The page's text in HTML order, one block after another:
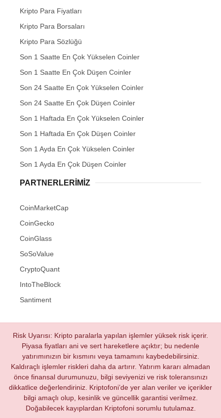
Kripto Para Fiyatları
Kripto Para Borsaları
Kripto Para Sözlüğü
Son 1 Saatte En Çok Yükselen Coinler
Son 1 Saatte En Çok Düşen Coinler
Son 24 Saatte En Çok Yükselen Coinler
Son 24 Saatte En Çok Düşen Coinler
Son 1 Haftada En Çok Yükselen Coinler
Son 1 Haftada En Çok Düşen Coinler
Son 1 Ayda En Çok Yükselen Coinler
Son 1 Ayda En Çok Düşen Coinler
PARTNERLERIMIZ
CoinMarketCap
CoinGecko
CoinGlass
SoSoValue
CryptoQuant
IntoTheBlock
Santiment
Risk Uyarısı: Kripto paralarla yapılan işlemler yüksek risk içerir.
Piyasa fiyatları ani ve sert hareketlere açıktır; bu nedenle
yatırımınızın bir kısmını veya tamamını kaybedebilirsiniz.
Kaldıraçlı işlemler riskleri daha da artırır. Yatırım kararı almadan
önce finansal durumunuzu, bilgi seviyenizi ve risk toleransınızı
dikkatlice değerlendiriniz. Kriptofoni’de yer alan veriler ve içerikler
bilgi amaçlı olup, kesinlik ve güncellik garantisi verilmez.
Doğabilecek kayıplardan Kriptofoni sorumlu tutulamaz.